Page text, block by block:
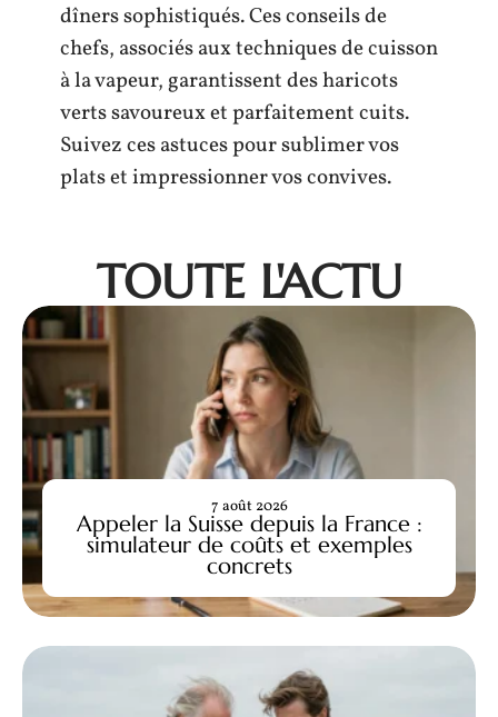
dîners sophistiqués. Ces conseils de
chefs, associés aux techniques de cuisson
à la vapeur, garantissent des haricots
verts savoureux et parfaitement cuits.
Suivez ces astuces pour sublimer vos
plats et impressionner vos convives.
TOUTE L'ACTU
Appeler la Suisse depuis la France :
simulateur de coûts et exemples
concrets
7 août 2026